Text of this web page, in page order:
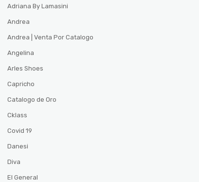
Adriana By Lamasini
Andrea
Andrea | Venta Por Catalogo
Angelina
Arles Shoes
Capricho
Catalogo de Oro
Cklass
Covid 19
Danesi
Diva
El General